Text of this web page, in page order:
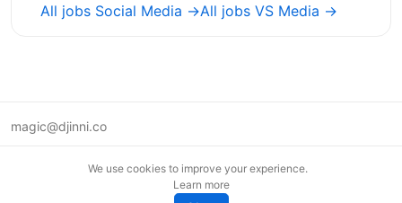
All jobs Social Media →All jobs VS Media →
magic@djinni.co
We use cookies to improve your experience.
Learn more